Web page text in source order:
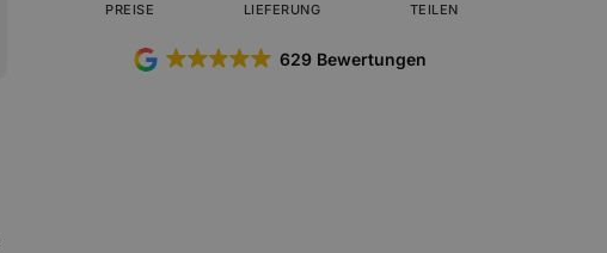
PREISE LIEFERUNG TEILEN
629 Bewertungen